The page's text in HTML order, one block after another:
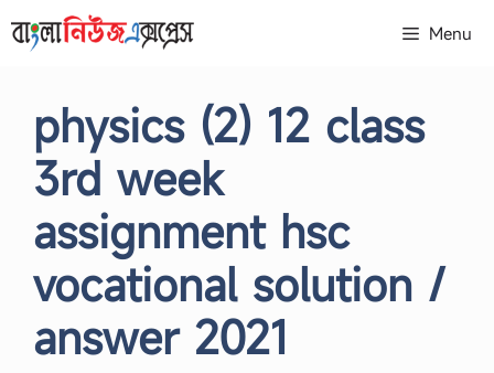
to
Menu
physics (2) 12 class
3rd week
assignment hsc
vocational solution /
answer 2021